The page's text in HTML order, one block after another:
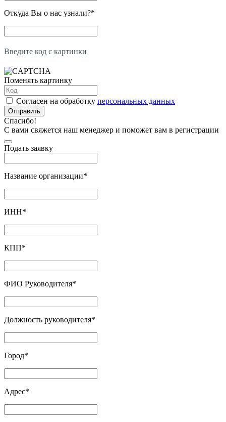
Откуда Вы о нас узнали?*
Введите код с картинки
Поменять картинку
Согласен на обработку персональных данных
Отправить
Спасибо!
С вами свяжется наш менеджер и поможет вам в регистрации
Подать заявку
Название организации*
ИНН*
КПП*
ФИО Руководителя*
Должность руководителя*
Город*
Адрес*